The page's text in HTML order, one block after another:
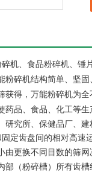
机、食品粉碎机、锤
粉碎机结构简单、坚
获得，万能粉碎机为
药品、食品、化工等
研究所、保健品厂、
定齿盘间的相对高速
由更换不同目数的筛
部（粉碎槽）所有齿